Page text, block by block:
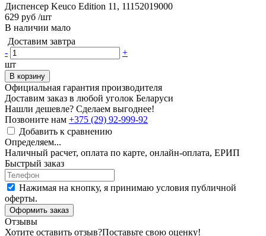
Диспенсер Keuco Edition 11, 11152019000
629 руб /шт
В наличии мало
Доставим завтра
-
+
шт
В корзину
Официальная гарантия производителя
Доставим заказ в любой уголок Беларуси
Нашли дешевле? Сделаем выгоднее!
Позвоните нам +375 (29) 92-999-92
Добавить к сравнению
Определяем...
Наличный расчет, оплата по карте, онлайн-оплата, ЕРИП
Быстрый заказ
Нажимая на кнопку, я принимаю условия публичной
оферты.
Оформить заказ
Отзывы
Хотите оставить отзыв?Поставьте свою оценку!